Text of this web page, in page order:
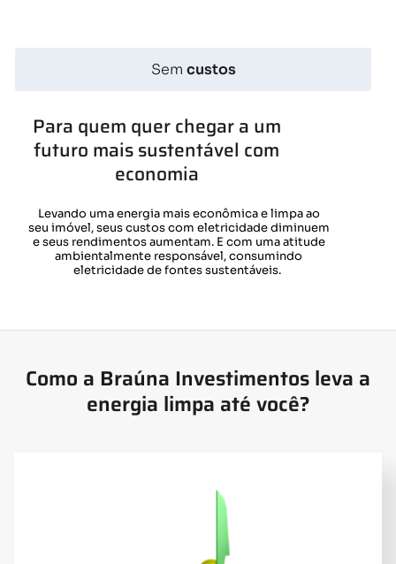
Sem custos
Para quem quer chegar a um
futuro mais sustentável com
economia
Levando uma energia mais econômica e limpa ao
seu imóvel, seus custos com eletricidade diminuem
e seus rendimentos aumentam. E com uma atitude
ambientalmente responsável, consumindo
eletricidade de fontes sustentáveis.
Como a Braúna Investimentos leva a
energia limpa até você?